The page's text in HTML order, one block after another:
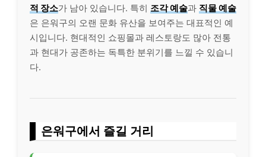
적 장소가 남아 있습니다. 특히 조각 예술과 직물 예술
은 은워구의 오랜 문화 유산을 보여주는 대표적인 예
시입니다. 현대적인 쇼핑몰과 레스토랑도 많아 전통
과 현대가 공존하는 독특한 분위기를 느낄 수 있습니
다.
은워구에서 즐길 거리